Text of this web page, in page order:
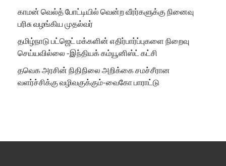
காமன் வெல்த் போட்டியில் வென்ற வீரர்களுக்கு நினைவு
பரிசு வழங்கிய முதல்வர்
தமிழ்நாடு பட்ஜெட் மக்களின் எதிர்பார்ப்புகளை நிறைவு
செய்யவில்லை -இந்தியக் கம்யூனிஸ்ட் கட்சி
தவெக அரசின் நிதிநிலை அறிக்கை சமச்சீரான
வளர்ச்சிக்கு வழிவகுக்கும்-வைகோ பாராட்டு